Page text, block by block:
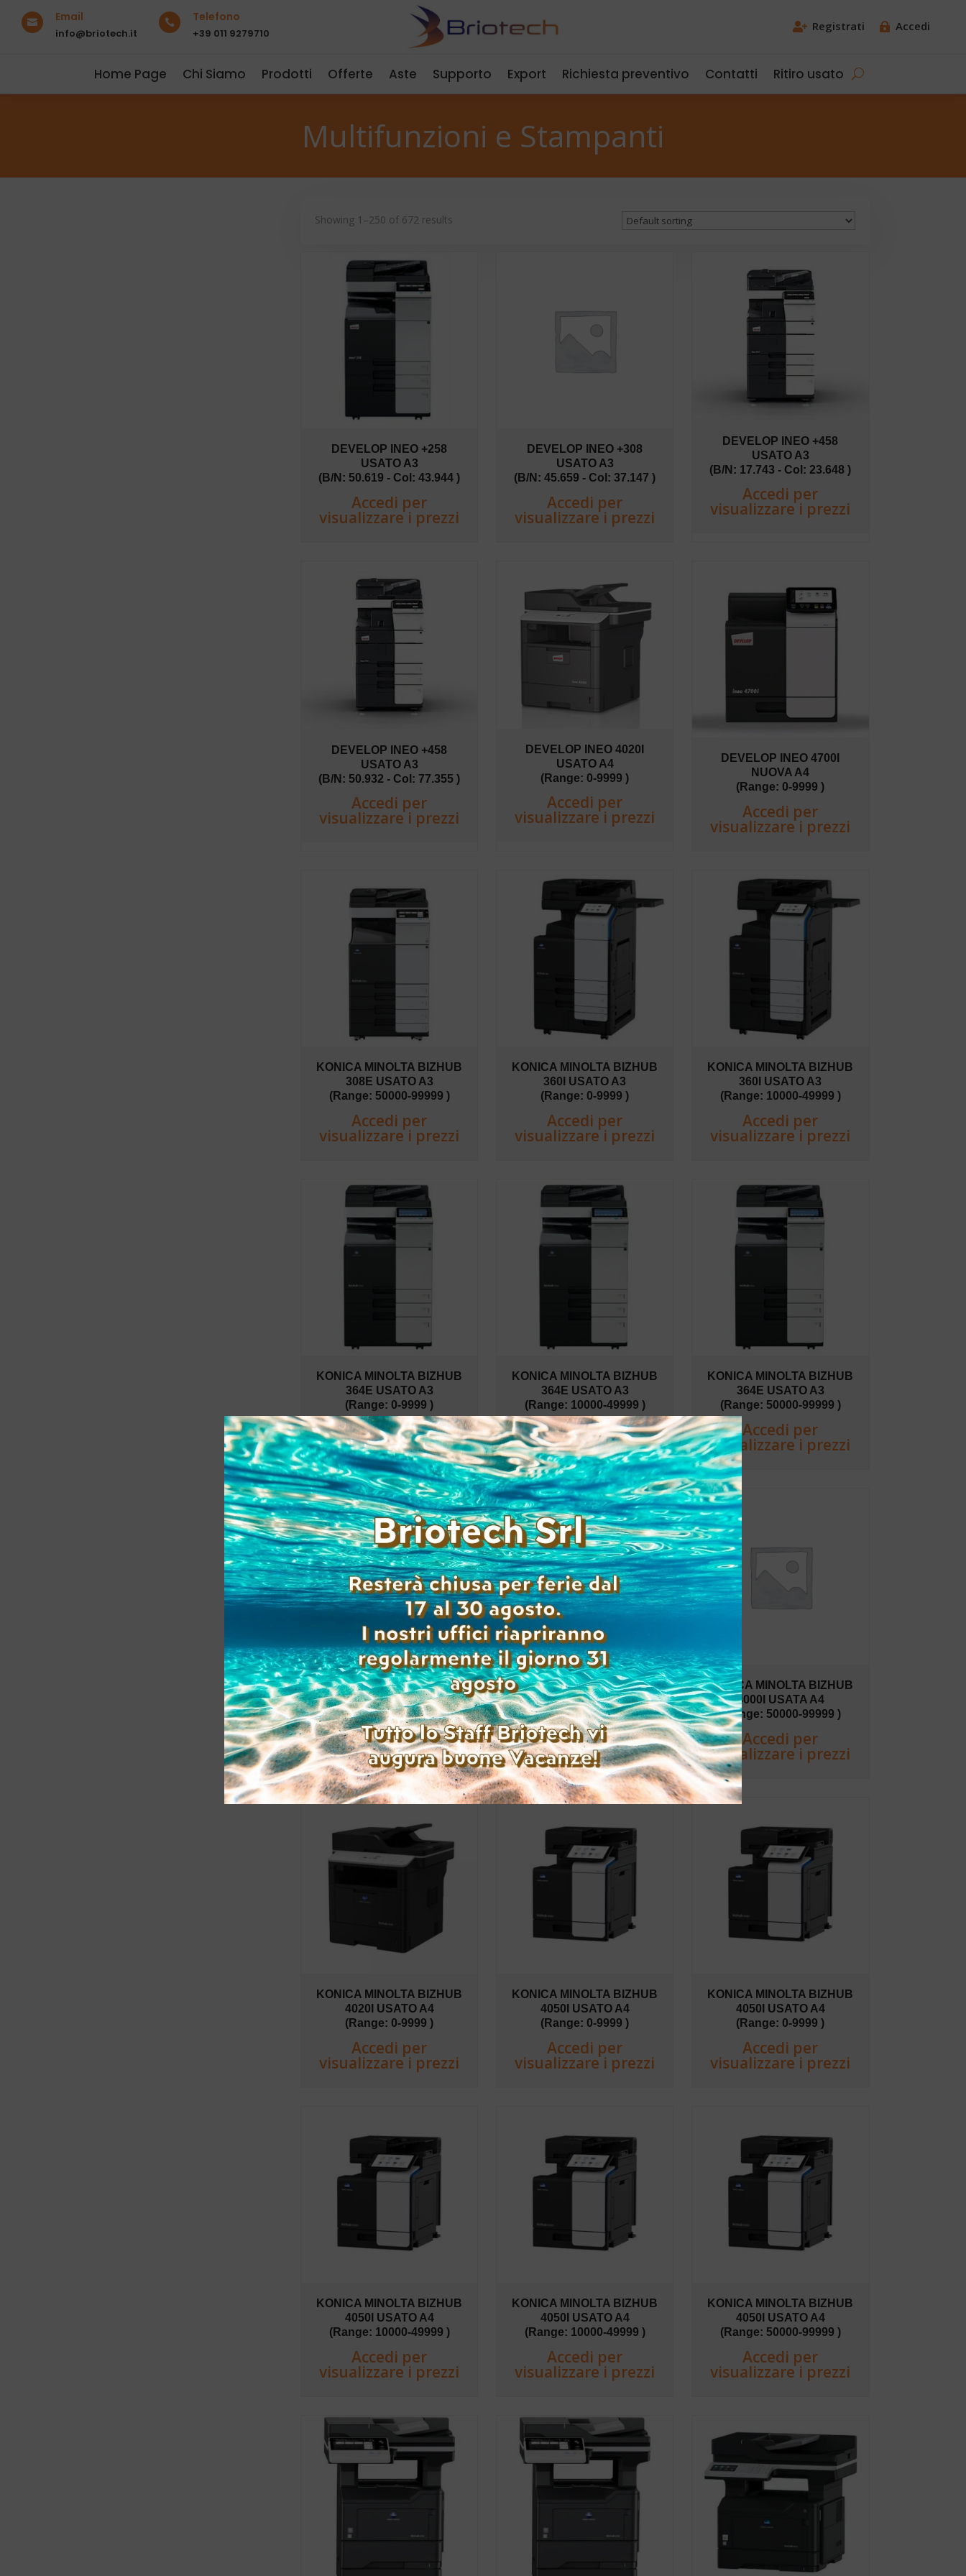
 Email
info@briotech.it
 Telefono
+39 011 9279710  Registrati  Accedi
Home Page Chi Siamo Prodotti Offerte Aste Supporto Export Richiesta preventivo Contatti Ritiro usato
Multifunzioni e Stampanti
Showing 1–250 of 672 results
DEVELOP INEO +258
USATO A3
(B/N: 50.619 - Col: 43.944 )
Accedi per
visualizzare i prezzi
DEVELOP INEO +308
USATO A3
(B/N: 45.659 - Col: 37.147 )
Accedi per
visualizzare i prezzi
DEVELOP INEO +458
USATO A3
(B/N: 17.743 - Col: 23.648 )
Accedi per
visualizzare i prezzi
DEVELOP INEO +458
USATO A3
(B/N: 50.932 - Col: 77.355 )
Accedi per
visualizzare i prezzi
DEVELOP INEO 4020I
USATO A4
(Range: 0-9999 )
Accedi per
visualizzare i prezzi
DEVELOP INEO 4700I
NUOVA A4
(Range: 0-9999 )
Accedi per
visualizzare i prezzi
KONICA MINOLTA BIZHUB
308E USATO A3
(Range: 50000-99999 )
Accedi per
visualizzare i prezzi
KONICA MINOLTA BIZHUB
360I USATO A3
(Range: 0-9999 )
Accedi per
visualizzare i prezzi
KONICA MINOLTA BIZHUB
360I USATO A3
(Range: 10000-49999 )
Accedi per
visualizzare i prezzi
KONICA MINOLTA BIZHUB
364E USATO A3
(Range: 0-9999 )
Accedi per
visualizzare i prezzi
KONICA MINOLTA BIZHUB
364E USATO A3
(Range: 10000-49999 )
Accedi per
visualizzare i prezzi
KONICA MINOLTA BIZHUB
364E USATO A3
(Range: 50000-99999 )
Accedi per
visualizzare i prezzi
KONICA MINOLTA BIZHUB
4000I USATA A4
(Range: 0-9999 )
Accedi per
visualizzare i prezzi
KONICA MINOLTA BIZHUB
4000I USATA A4
(Range: 10000-49999 )
Accedi per
visualizzare i prezzi
KONICA MINOLTA BIZHUB
4000I USATA A4
(Range: 50000-99999 )
Accedi per
visualizzare i prezzi
KONICA MINOLTA BIZHUB
4020I USATO A4
(Range: 0-9999 )
Accedi per
visualizzare i prezzi
KONICA MINOLTA BIZHUB
4050I USATO A4
(Range: 0-9999 )
Accedi per
visualizzare i prezzi
KONICA MINOLTA BIZHUB
4050I USATO A4
(Range: 0-9999 )
Accedi per
visualizzare i prezzi
KONICA MINOLTA BIZHUB
4050I USATO A4
(Range: 10000-49999 )
Accedi per
visualizzare i prezzi
KONICA MINOLTA BIZHUB
4050I USATO A4
(Range: 10000-49999 )
Accedi per
visualizzare i prezzi
KONICA MINOLTA BIZHUB
4050I USATO A4
(Range: 50000-99999 )
Accedi per
visualizzare i prezzi